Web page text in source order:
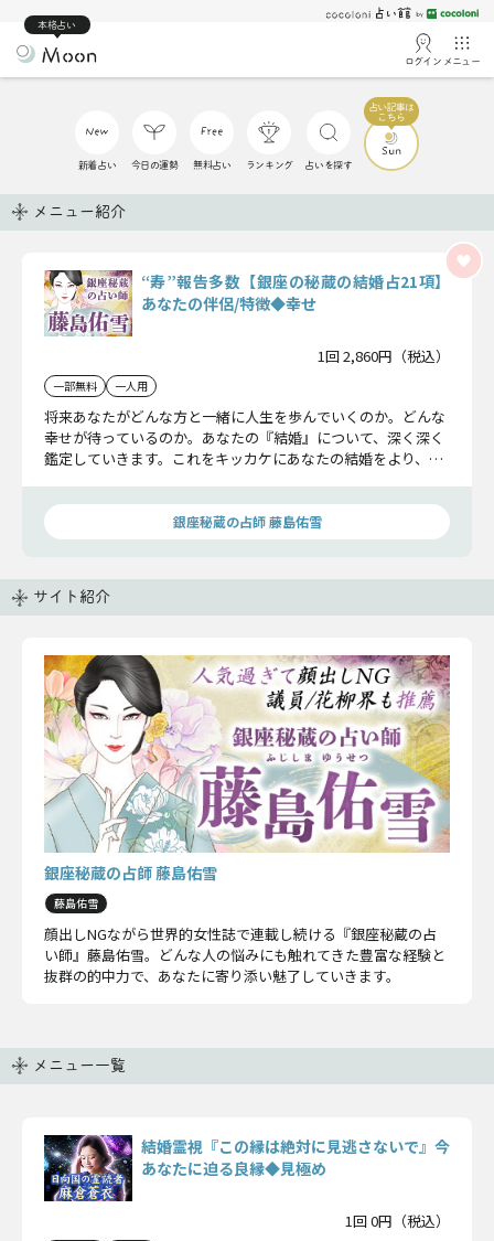
本格占い
ログイン メニュー
新着占い 今日の運勢 無料占い ランキング 占いを探す
メニュー紹介
“寿”報告多数【銀座の秘蔵の結婚占21項】
あなたの伴侶/特徴◆幸せ
1回 2,860円（税込）
一部無料 一人用
将来あなたがどんな方と一緒に人生を歩んでいくのか。どんな
幸せが待っているのか。あなたの『結婚』について、深く深く
鑑定していきます。これをキッカケにあなたの結婚をより、近
銀座秘蔵の占師 藤島佑雪
サイト紹介
銀座秘蔵の占師 藤島佑雪
藤島佑雪
顔出しNGながら世界的女性誌で連載し続ける『銀座秘蔵の占
い師』藤島佑雪。どんな人の悩みにも触れてきた豊富な経験と
抜群の的中力で、あなたに寄り添い魅了していきます。
メニュー一覧
結婚霊視『この縁は絶対に見逃さないで』今
あなたに迫る良縁◆見極め
1回 0円（税込）